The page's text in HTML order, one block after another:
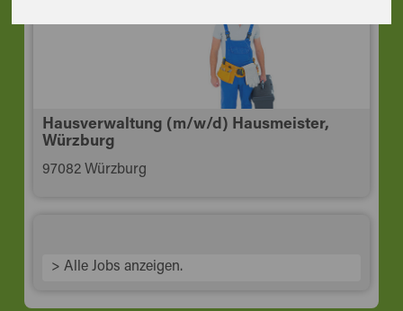
Hausverwaltung (m/w/d) Hausmeister,
Würzburg
97082 Würzburg
> Alle Jobs anzeigen.